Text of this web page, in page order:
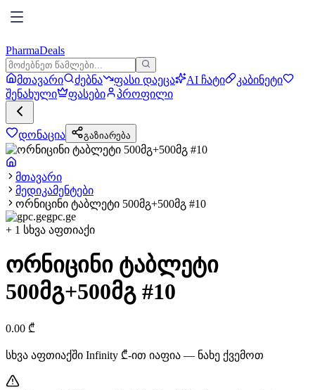
PharmaDeals
მთავარი ძებნა ფასი დაეცა AI ჩატი
კაბინეტი
შენახული
ფასები პროფილი
დონაცია გაზიარება
მთავარი
მედიკამენტები
ორნიცინი ტაბლეტი 500მგ+500მგ #10
gpc.ge
+ 1 სხვა აფთიაქი
ორნიცინი ტაბლეტი
500მგ+500მგ #10
0.00 ₾
სხვა აფთიაქში Infinity ₾-ით იაფია — ნახე ქვემოთ